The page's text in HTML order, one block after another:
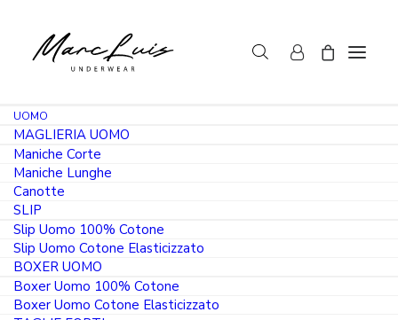
UOMO
MAGLIERIA UOMO
Maniche Corte
Maniche Lunghe
Canotte
SLIP
Slip Uomo 100% Cotone
Slip Uomo Cotone Elasticizzato
BOXER UOMO
Boxer Uomo 100% Cotone
Boxer Uomo Cotone Elasticizzato